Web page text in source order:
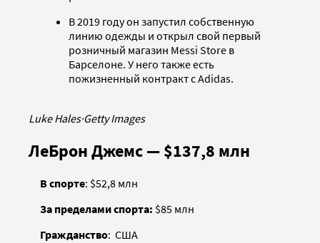
В 2019 году он запустил собственную
линию одежды и открыл свой первый
розничный магазин Messi Store в
Барселоне. У него также есть
пожизненный контракт с Adidas.
Luke Hales·Getty Images
ЛеБрон Джемс — $137,8 млн
В спорте: $52,8 млн
За пределами спорта: $85 млн
Гражданство: США